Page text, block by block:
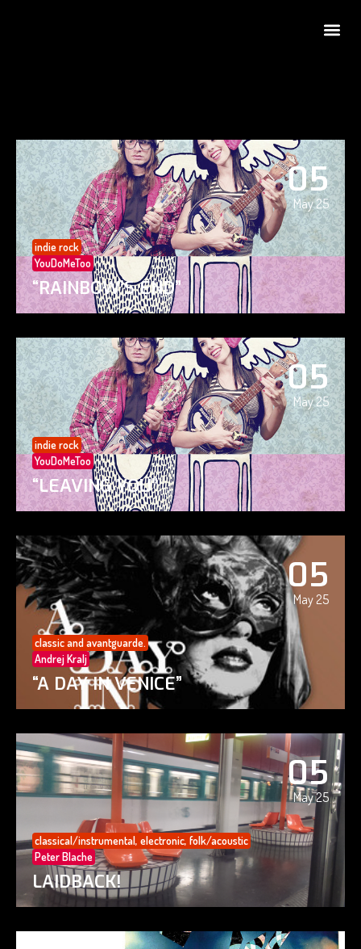
05
May 25
indie rock
YouDoMeToo
“RAINBOW’S END”
05
May 25
indie rock
YouDoMeToo
“LEAVING YOU”
05
May 25
classic and avantguarde.
Andrej Kralj
“A DAY IN VENICE”
05
May 25
classical/instrumental, electronic, folk/acoustic
Peter Blache
LAIDBACK!